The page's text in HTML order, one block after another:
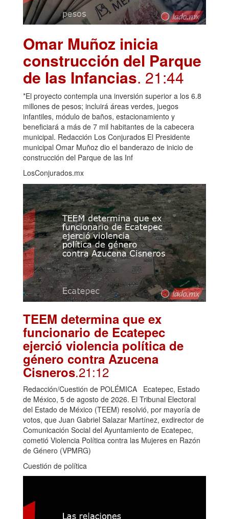
Omar Muñoz inicia
construcción del Parque
de las Infancias. 21:44
*El proyecto contempla una inversión superior a los 6.8
millones de pesos; incluirá áreas verdes, juegos
infantiles, módulo de baños, estacionamiento y
beneficiará a más de 7 mil habitantes de la cabecera
municipal. Redacción Los Conjurados El Presidente
municipal Omar Muñoz dio el banderazo de inicio de
construcción del Parque de las Inf
LosConjurados.mx
TEEM determina que ex
funcionario de Ecatepec
ejerció violencia política de
género contra Azucena
Cisneros.21:12
Redacción/Cuestión de POLÉMICA Ecatepec, Estado
de México, 5 de agosto de 2026. El Tribunal Electoral
del Estado de México (TEEM) resolvió, por mayoría de
votos, que Juan Gabriel Salazar Martínez, exdirector de
Comunicación Social del Ayuntamiento de Ecatepec,
cometió Violencia Política contra las Mujeres en Razón
de Género (VPMRG)
Cuestión de política